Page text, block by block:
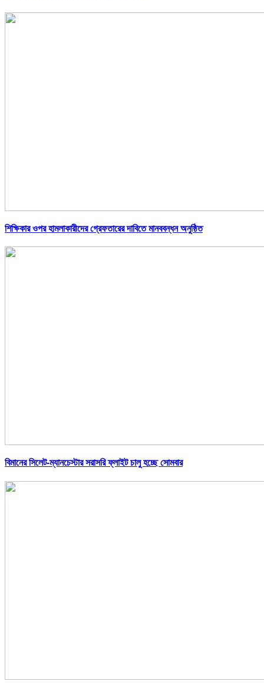
শিক্ষিকার ওপর হামলাকারীদের গ্রেফতারের দাবিতে মানববন্ধন অনুষ্ঠিত
বিমানের সিলেট-ম্যানচেস্টার সরাসরি ফ্লাইট চালু হচ্ছে সোমবার